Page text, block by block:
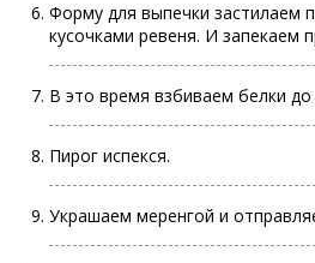
Форму для выпечки застилаем
кусочками ревеня. И запекаем
В это время взбиваем белки
Пирог испекся.
Украшаем меренгой и